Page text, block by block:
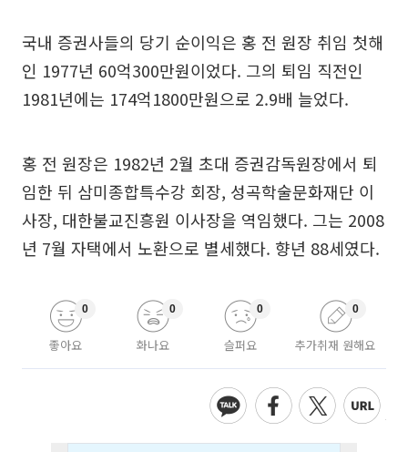
국내 증권사들의 당기 순이익은 홍 전 원장 취임 첫해
인 1977년 60억300만원이었다. 그의 퇴임 직전인
1981년에는 174억1800만원으로 2.9배 늘었다.
홍 전 원장은 1982년 2월 초대 증권감독원장에서 퇴
임한 뒤 삼미종합특수강 회장, 성곡학술문화재단 이
사장, 대한불교진흥원 이사장을 역임했다. 그는 2008
년 7월 자택에서 노환으로 별세했다. 향년 88세였다.
좋아요
0
화나요
0
슬퍼요
0
추가취재 원해요
0